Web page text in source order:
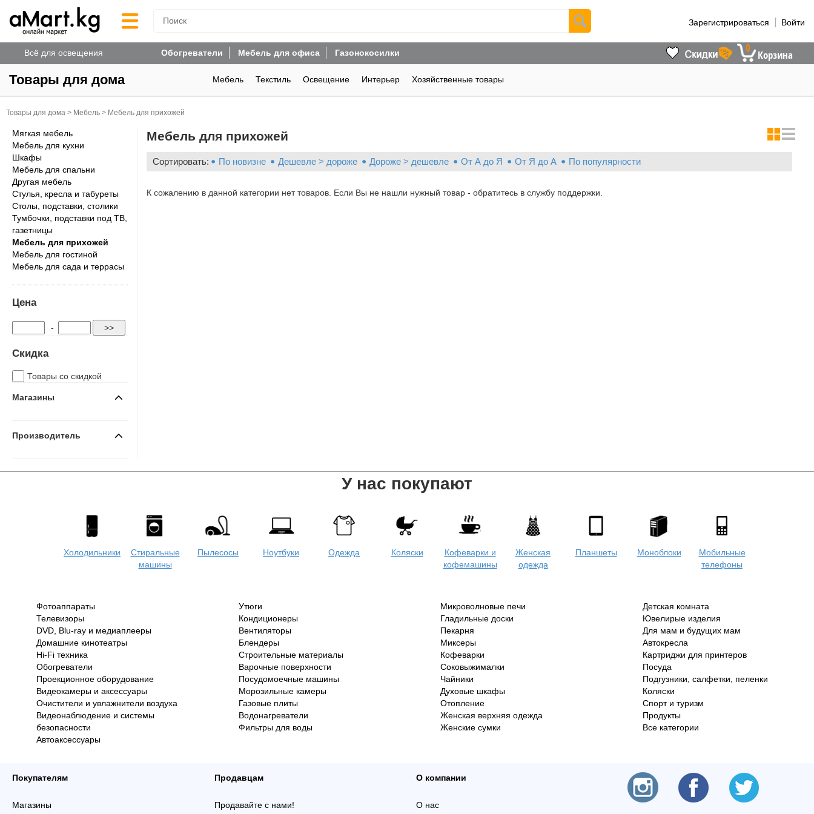
Зарегистрироваться Войти
Всё для освещения Обогреватели Мебель для офиса Газонокосилки 0
Корзина
Товары для дома Мебель Текстиль Освещение Интерьер Хозяйственные товары
Товары для дома > Мебель > Мебель для прихожей
Мягкая мебель
Мебель для кухни
Шкафы
Мебель для спальни
Другая мебель
Стулья, кресла и табуреты
Столы, подставки, столики
Тумбочки, подставки под ТВ,
газетницы
Мебель для прихожей
Мебель для гостиной
Мебель для сада и террасы
Цена
-
Скидка
Товары со скидкой
Магазины
Производитель
Мебель для прихожей
Сортировать: По новизне Дешевле > дороже Дороже > дешевле От А до Я От Я до А По популярности
К сожалению в данной категории нет товаров. Если Вы не нашли нужный товар - обратитесь в службу поддержки.
У нас покупают
Холодильники
Стиральные
машины
Пылесосы Ноутбуки Одежда Коляски
Кофеварки и
кофемашины
Женская
одежда
Планшеты Моноблоки
Мобильные
телефоны
Фотоаппараты
Телевизоры
DVD, Blu-ray и медиаплееры
Домашние кинотеатры
Hi-Fi техника
Обогреватели
Проекционное оборудование
Видеокамеры и аксессуары
Очистители и увлажнители воздуха
Видеонаблюдение и системы
безопасности
Автоаксессуары
Утюги
Кондиционеры
Вентиляторы
Блендеры
Строительные материалы
Варочные поверхности
Посудомоечные машины
Морозильные камеры
Газовые плиты
Водонагреватели
Фильтры для воды
Микроволновые печи
Гладильные доски
Пекарня
Миксеры
Кофеварки
Соковыжималки
Чайники
Духовые шкафы
Отопление
Женская верхняя одежда
Женские сумки
Детская комната
Ювелирые изделия
Для мам и будущих мам
Автокресла
Картриджи для принтеров
Посуда
Подгузники, салфетки, пеленки
Коляски
Спорт и туризм
Продукты
Все категории
Покупателям
Магазины
Продавцам
Продавайте с нами!
О компании
О нас